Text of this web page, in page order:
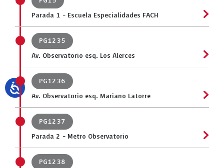
Parada 1 - Escuela Especialidades FACH
PG1235
Av. Observatorio esq. Los Alerces
PG1236
Av. Observatorio esq. Mariano Latorre
PG1237
Parada 2 - Metro Observatorio
PG1238